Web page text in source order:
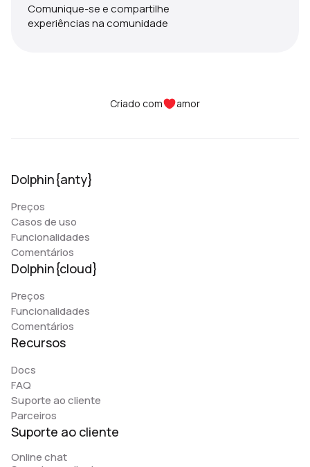
Comunique-se e compartilhe
experiências na comunidade
Criado com amor
Dolphin{anty}
Preços
Casos de uso
Funcionalidades
Comentários
Dolphin{cloud}
Preços
Funcionalidades
Comentários
Recursos
Docs
FAQ
Suporte ao cliente
Parceiros
Suporte ao cliente
Online chat